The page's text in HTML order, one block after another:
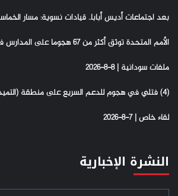
بعد اجتماعات أديس أبابا.. قيادات نسوية: مسار
الأمم المتحدة توثق أكثر من 67 هجوما على المدارس في السودان
ملفات سودانية | 8-8-2026
(4) فتلي في هجوم للدعم السريع على منطقة (التميد) شمال كردفان
لقاء خاص | 7-8-2026
النشرة الإخبارية